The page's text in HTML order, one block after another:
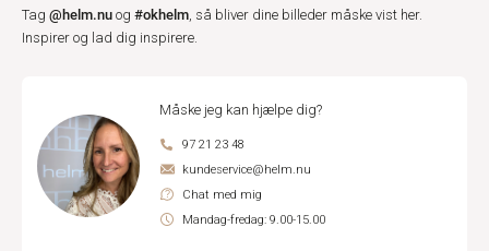
Tag @helm.nu og #okhelm, så bliver dine billeder måske vist her.
Inspirer og lad dig inspirere.
Måske jeg kan hjælpe dig?
97 21 23 48
kundeservice@helm.nu
Chat med mig
Mandag-fredag: 9.00-15.00